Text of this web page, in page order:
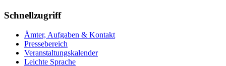
Schnellzugriff
Ämter, Aufgaben & Kontakt
Pressebereich
Veranstaltungskalender
Leichte Sprache